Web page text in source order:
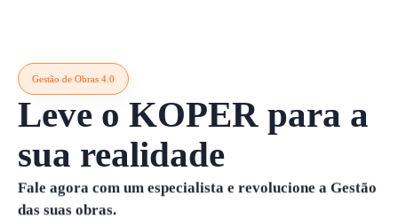
Gestão de Obras 4.0
Leve o KOPER para a
sua realidade
Fale agora com um especialista e revolucione a Gestão
das suas obras.